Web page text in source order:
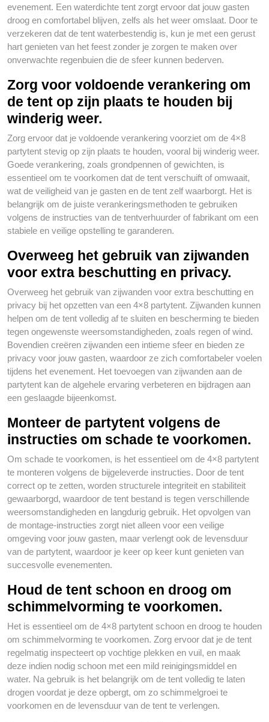
evenement. Een waterdichte tent zorgt ervoor dat jouw gasten
droog en comfortabel blijven, zelfs als het weer omslaat. Door te
verzekeren dat de tent waterbestendig is, kun je met een gerust
hart genieten van het feest zonder je zorgen te maken over
onverwachte regenbuien die de sfeer kunnen bederven.
Zorg voor voldoende verankering om
de tent op zijn plaats te houden bij
winderig weer.
Zorg ervoor dat je voldoende verankering voorziet om de 4×8
partytent stevig op zijn plaats te houden, vooral bij winderig weer.
Goede verankering, zoals grondpennen of gewichten, is
essentieel om te voorkomen dat de tent verschuift of omwaait,
wat de veiligheid van je gasten en de tent zelf waarborgt. Het is
belangrijk om de juiste verankeringsmethoden te gebruiken
volgens de instructies van de tentverhuurder of fabrikant om een
stabiele en veilige opstelling te garanderen.
Overweeg het gebruik van zijwanden
voor extra beschutting en privacy.
Overweeg het gebruik van zijwanden voor extra beschutting en
privacy bij het opzetten van een 4×8 partytent. Zijwanden kunnen
helpen om de tent volledig af te sluiten en bescherming te bieden
tegen ongewenste weersomstandigheden, zoals regen of wind.
Bovendien creëren zijwanden een intieme sfeer en bieden ze
privacy voor jouw gasten, waardoor ze zich comfortabeler voelen
tijdens het evenement. Het toevoegen van zijwanden aan de
partytent kan de algehele ervaring verbeteren en bijdragen aan
een geslaagde bijeenkomst.
Monteer de partytent volgens de
instructies om schade te voorkomen.
Om schade te voorkomen, is het essentieel om de 4×8 partytent
te monteren volgens de bijgeleverde instructies. Door de tent
correct op te zetten, worden structurele integriteit en stabiliteit
gewaarborgd, waardoor de tent bestand is tegen verschillende
weersomstandigheden en langdurig gebruik. Het opvolgen van
de montage-instructies zorgt niet alleen voor een veilige
omgeving voor jouw gasten, maar verlengt ook de levensduur
van de partytent, waardoor je keer op keer kunt genieten van
succesvolle evenementen.
Houd de tent schoon en droog om
schimmelvorming te voorkomen.
Het is essentieel om de 4×8 partytent schoon en droog te houden
om schimmelvorming te voorkomen. Zorg ervoor dat je de tent
regelmatig inspecteert op vochtige plekken en vuil, en maak
deze indien nodig schoon met een mild reinigingsmiddel en
water. Na gebruik is het belangrijk om de tent volledig te laten
drogen voordat je deze opbergt, om zo schimmelgroei te
voorkomen en de levensduur van de tent te verlengen.